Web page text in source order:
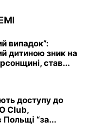
випадок”:
дитиною зник на
став...
доступу до
Club,
Польщі “за...